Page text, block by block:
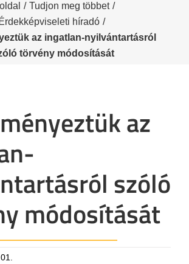
/ Tudjon meg többet /
Érdekképviseleti híradó /
az ingatlan-nyilvántartásról
törvény módosítását
az
szóló
módosítását